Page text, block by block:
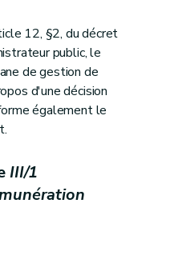
12, §2, du décret
public, le
de gestion de
d'une décision
également le
III/1